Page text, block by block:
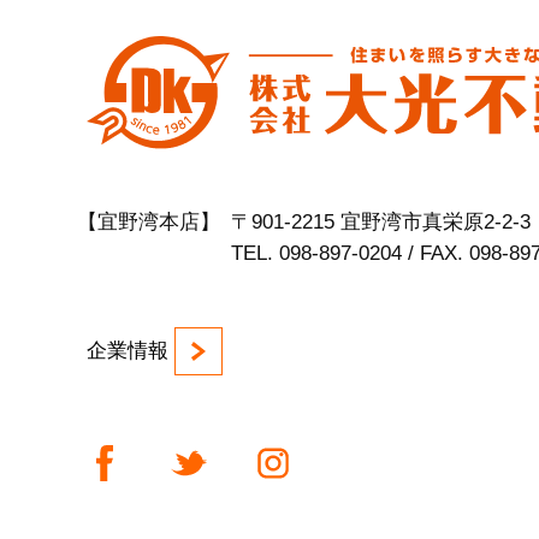
【宜野湾本店】
〒901-2215 宜野湾市真栄原2-2-3
TEL. 098-897-0204 / FAX. 098-
企業情報